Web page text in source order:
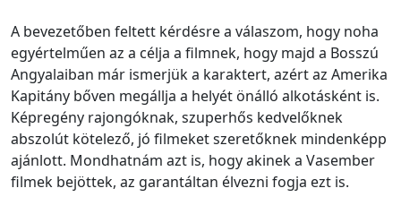
A bevezetőben feltett kérdésre a válaszom, hogy noha
egyértelműen az a célja a filmnek, hogy majd a Bosszú
Angyalaiban már ismerjük a karaktert, azért az Amerika
Kapitány bőven megállja a helyét önálló alkotásként is.
Képregény rajongóknak, szuperhős kedvelőknek
abszolút kötelező, jó filmeket szeretőknek mindenképp
ajánlott. Mondhatnám azt is, hogy akinek a Vasember
filmek bejöttek, az garantáltan élvezni fogja ezt is.